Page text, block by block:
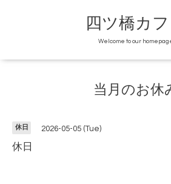
四ツ橋カ
Welcome to our
当月のお休
休日 2026-05-05 (Tue)
休日